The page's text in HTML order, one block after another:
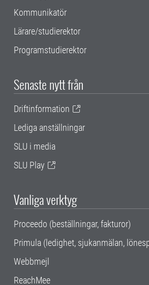
Kommunikatör
Lärare/studierektor
Programstudierektor
Senaste nytt från
Driftinformation
Lediga anställningar
SLU i media
SLU Play
Vanliga verktyg
Proceedo (beställningar, fakturor)
Primula (ledighet, sjukanmälan,
Webbmejl
ReachMee